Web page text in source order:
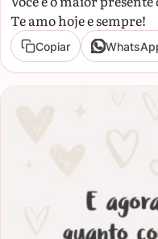
Te amo hoje e sempre!
Copiar